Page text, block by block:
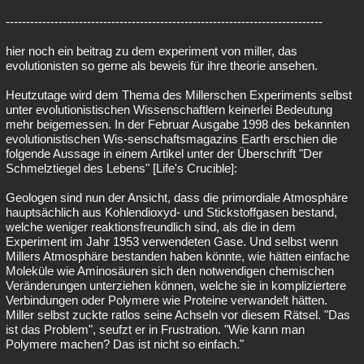
------------------------------------------------------------------------------
hier noch ein beitrag zu dem experiment von miller, das
evolutionisten so gerne als beweis für ihre theorie ansehen.
Heutzutage wird dem Thema des Millerschen Experiments selbst
unter evolutionistischen Wissenschaftlern keinerlei Bedeutung
mehr beigemessen. In der Februar Ausgabe 1998 des bekannten
evolutionistischen Wis-senschaftsmagazins Earth erschien die
folgende Aussage in einem Artikel unter der Überschrift "Der
Schmelztiegel des Lebens" [Life's Crucible]:
Geologen sind nun der Ansicht, dass die primordiale Atmosphäre
hauptsächlich aus Kohlendioxyd- und Stickstoffgasen bestand,
welche weniger reaktionsfreundlich sind, als die in dem
Experiment im Jahr 1953 verwendeten Gase. Und selbst wenn
Millers Atmosphäre bestanden haben könnte, wie hätten einfache
Moleküle wie Aminosäuren sich den notwendigen chemischen
Veränderungen unterziehen können, welche sie in kompliziertere
Verbindungen oder Polymere wie Proteine verwandelt hätten.
Miller selbst zuckte ratlos seine Achseln vor diesem Rätsel. "Das
ist das Problem", seufzt er in Frustration. "Wie kann man
Polymere machen? Das ist nicht so einfach."